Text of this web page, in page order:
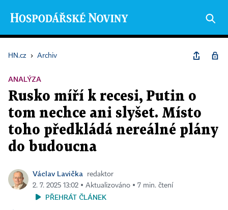
HN.cz › Archiv
ANALÝZA
Rusko míří k recesi, Putin o
tom nechce ani slyšet. Místo
toho předkládá nereálné plány
do budoucna
Václav Lavička
redaktor
2. 7. 2025 13:02 ▪ Aktualizováno ▪ 7 min. čtení
PŘEHRÁT ČLÁNEK